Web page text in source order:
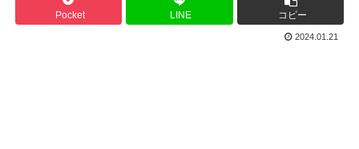
Pocket LINE コピー
2024.01.21